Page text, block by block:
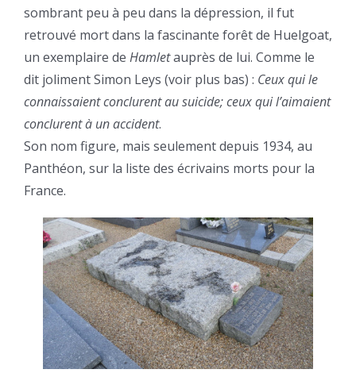
sombrant peu à peu dans la dépression, il fut
retrouvé mort dans la fascinante forêt de Huelgoat,
un exemplaire de Hamletauprès de lui. Comme le
dit joliment Simon Leys (voir plus bas) : Ceux qui le
connaissaient conclurent au suicide; ceux qui l’aimaient
conclurent à un accident.
Son nom figure, mais seulement depuis 1934, au
Panthéon, sur la liste des écrivains morts pour la
France.